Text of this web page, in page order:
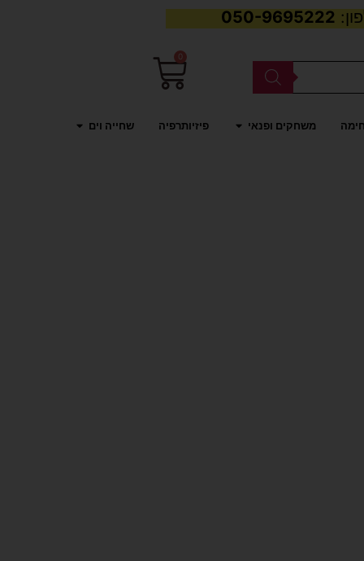
050-9695222
0
עגלת
משחקים ופנאי פתח משחקים ופנאי
פיזיותרפיה שחייה וים פתח שחייה וים